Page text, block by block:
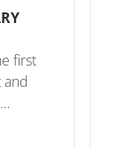
first
and